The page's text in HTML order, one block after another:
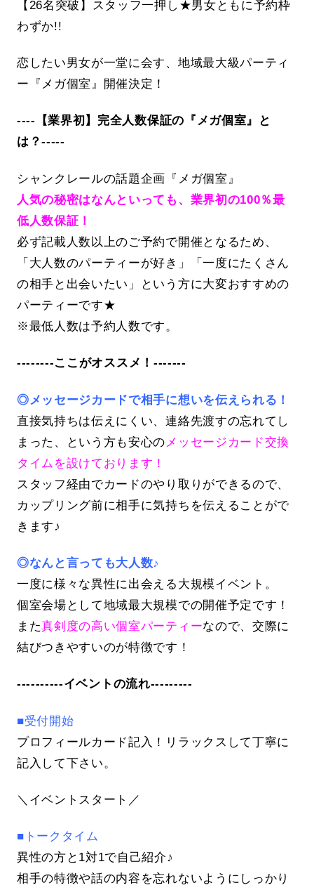
【26名突破】スタッフ一押し★男女ともに予約枠
わずか!!
恋したい男女が一堂に会す、地域最大級パーティ
ー『メガ個室』開催決定！
----【業界初】完全人数保証の『メガ個室』と
は？-----
シャンクレールの話題企画『メガ個室』
人気の秘密はなんといっても、業界初の100％最
低人数保証！
必ず記載人数以上のご予約で開催となるため、
「大人数のパーティーが好き」「一度にたくさん
の相手と出会いたい」という方に大変おすすめの
パーティーです★
※最低人数は予約人数です。
--------ここがオススメ！-------
◎メッセージカードで相手に想いを伝えられる！
直接気持ちは伝えにくい、連絡先渡すの忘れてし
まった、という方も安心の メッセージカード交換
タイムを設けております！
スタッフ経由でカードのやり取りができるので、
カップリング前に相手に気持ちを伝えることがで
きます♪
◎なんと言っても大人数♪
一度に様々な異性に出会える大規模イベント。
個室会場として地域最大規模での開催予定です！
また真剣度の高い個室パーティーなので、交際に
結びつきやすいのが特徴です！
----------イベントの流れ---------
■受付開始
プロフィールカード記入！リラックスして丁寧に
記入して下さい。
＼イベントスタート／
■トークタイム
異性の方と1対1で自己紹介♪
相手の特徴や話の内容を忘れないようにしっかり